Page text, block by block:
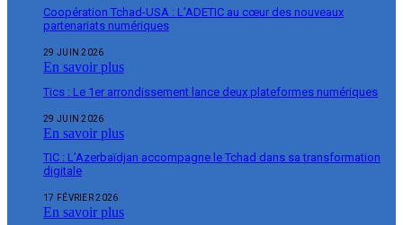
Coopération Tchad-USA : L’ADETIC au cœur des nouveaux
partenariats numériques
29 JUIN 2026
En savoir plus
Tics : Le 1er arrondissement lance deux plateformes numériques
29 JUIN 2026
En savoir plus
TIC : L’Azerbaïdjan accompagne le Tchad dans sa transformation
digitale
17 FÉVRIER 2026
En savoir plus